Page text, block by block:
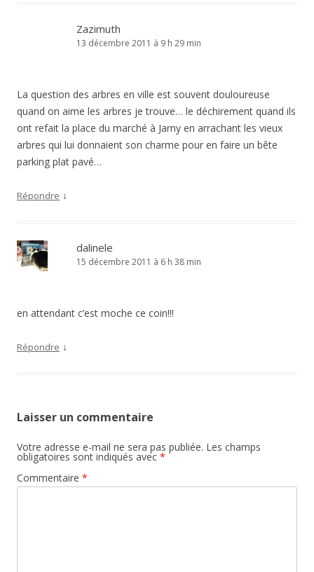
Zazimuth
13 décembre 2011 à 9 h 29 min
La question des arbres en ville est souvent douloureuse
quand on aime les arbres je trouve… le déchirement quand ils
ont refait la place du marché à Jarny en arrachant les vieux
arbres qui lui donnaient son charme pour en faire un bête
parking plat pavé…
Répondre ↓
dalinele
15 décembre 2011 à 6 h 38 min
en attendant c’est moche ce coin!!!
Répondre ↓
Laisser un commentaire
Votre adresse e-mail ne sera pas publiée. Les champs
obligatoires sont indiqués avec *
Commentaire *